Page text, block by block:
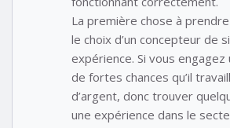
La première chose à
le choix d’un concepteur de
expérience. Si vous engagez
de fortes chances qu’il
d’argent, donc trouver
une expérience dans le